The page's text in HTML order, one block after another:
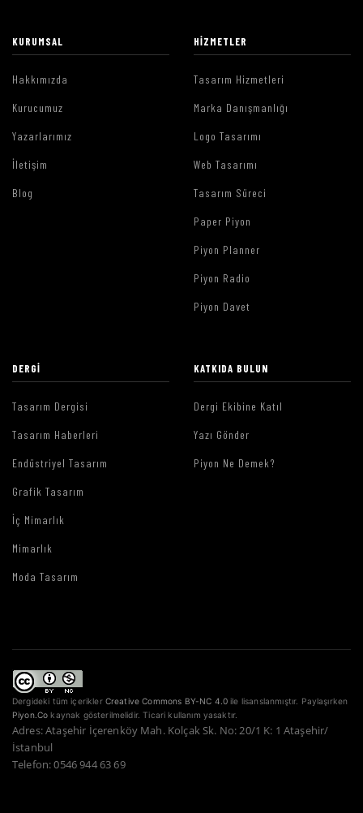
KURUMSAL
Hakkımızda
Kurucumuz
Yazarlarımız
İletişim
Blog
HIZMETLER
Tasarım Hizmetleri
Marka Danışmanlığı
Logo Tasarımı
Web Tasarımı
Tasarım Süreci
Paper Piyon
Piyon Planner
Piyon Radio
Piyon Davet
DERGI
Tasarım Dergisi
Tasarım Haberleri
Endüstriyel Tasarım
Grafik Tasarım
İç Mimarlık
Mimarlık
Moda Tasarım
KATKIDA BULUN
Dergi Ekibine Katıl
Yazı Gönder
Piyon Ne Demek?
Dergideki tüm içerikler Creative Commons BY-NC 4.0 ile lisanslanmıştır. Paylaşırken
Piyon.Co kaynak gösterilmelidir. Ticari kullanım yasaktır.
Adres: Ataşehir İçerenköy Mah. Kolçak Sk. No: 20/1 K: 1 Ataşehir/
İstanbul
Telefon: 0546 944 63 69